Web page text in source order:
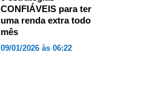
CONFIÁVEIS para ter
uma renda extra todo
mês
09/01/2026 às 06:22